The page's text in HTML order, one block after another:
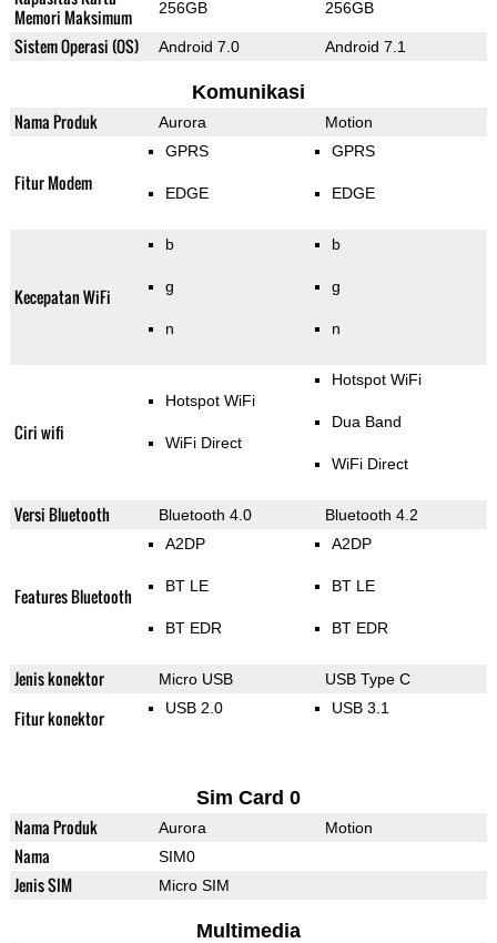
Memori Maksimum
256GB 256GB
Sistem Operasi (OS) Android 7.0 Android 7.1
Komunikasi
Nama Produk Aurora Motion
Fitur Modem
GPRS
EDGE
GPRS
EDGE
Kecepatan WiFi
b
g
n
b
g
n
Ciri wifi
Hotspot WiFi
WiFi Direct
Hotspot WiFi
Dua Band
WiFi Direct
Versi Bluetooth Bluetooth 4.0 Bluetooth 4.2
Features Bluetooth
A2DP
BT LE
BT EDR
A2DP
BT LE
BT EDR
Jenis konektor Micro USB USB Type C
Fitur konektor USB 2.0 USB 3.1
Sim Card 0
Nama Produk Aurora Motion
Nama SIM0
Jenis SIM Micro SIM
Multimedia